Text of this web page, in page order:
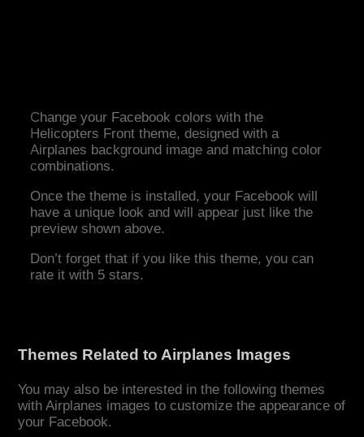
Change your Facebook colors with the
Helicopters Front theme, designed with a
Airplanes background image and matching color
combinations.
Once the theme is installed, your Facebook will
have a unique look and will appear just like the
preview shown above.
Don’t forget that if you like this theme, you can
rate it with 5 stars.
Themes Related to Airplanes Images
You may also be interested in the following themes
with Airplanes images to customize the appearance of
your Facebook.